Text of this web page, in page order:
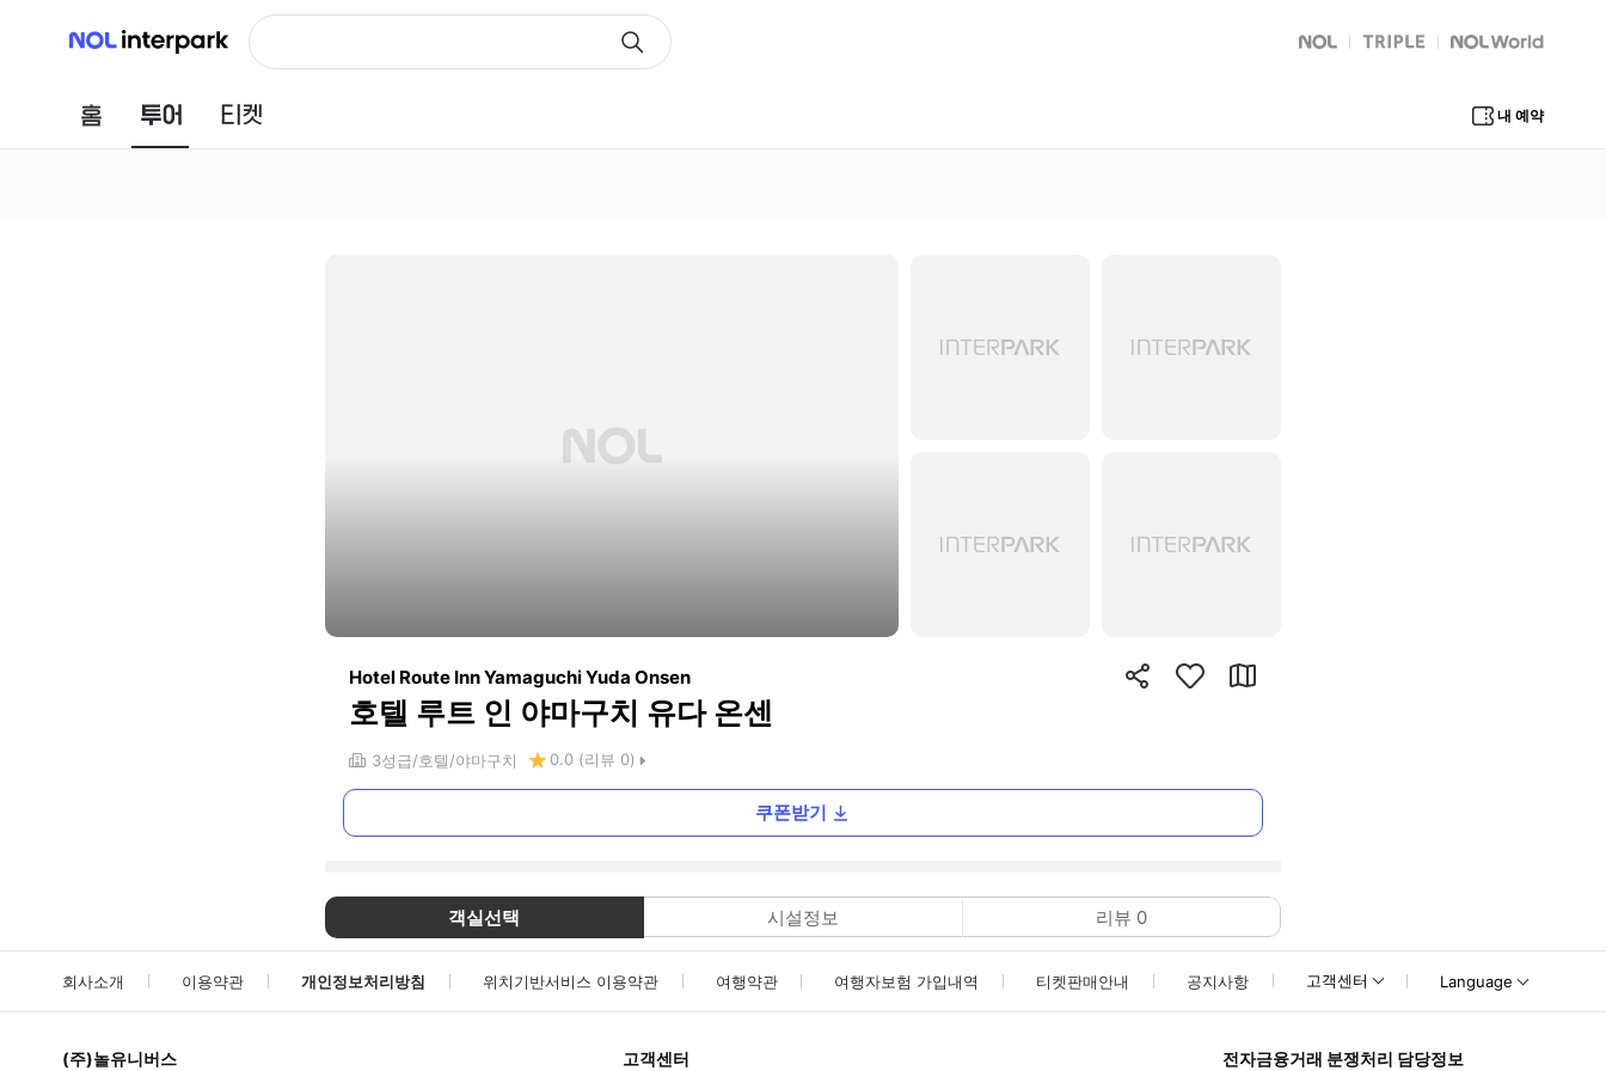
NOL 인터파크
NOL
트리플 Global Interpark
홈 투어 내 예약
Hotel Route Inn Yamaguchi Yuda Onsen
호텔 루트 인 야마구치 유다 온센
3성급 호텔 야마구치 0.0 (리뷰 0)
쿠폰받기
객실선택 시설정보 리뷰 0
회사소개 이용약관 개인정보처리방침 위치기반서비스 이용약관 여행약관 여행자보험 가입내역 티켓판매안내 공지사항 고객센터 Language
(주)놀유니버스 고객센터 전자금융거래 분쟁처리 담당정보